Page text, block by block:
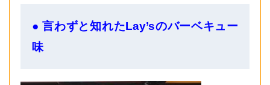
● 言わずと知れたLay’sのバーベキュー
味